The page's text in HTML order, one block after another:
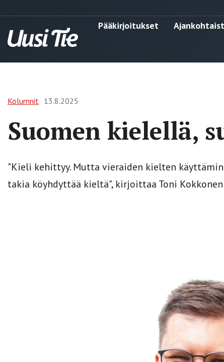
Pääkirjoitukset
Kolumnit 13.8.2025
Suomen kielellä,
"Kieli kehittyy. Mutta vieraiden kielten
takia köyhdyttää kieltä", kirjoittaa Toni